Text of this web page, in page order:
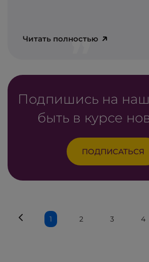
Читать полностью
Подпишись на
быть в курсе
ПОДПИСАТЬСЯ
1 2 3 4